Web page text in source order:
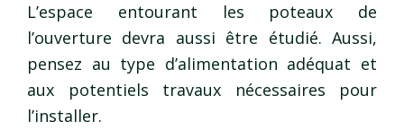
L’espace entourant les poteaux de
l’ouverture devra aussi être étudié. Aussi,
pensez au type d’alimentation adéquat et
aux potentiels travaux nécessaires pour
l’installer.